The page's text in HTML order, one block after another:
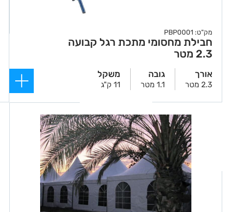
מק"ט: PBP0001
חבילת מחסומי מתכת רגל קבועה
2.3 מטר
אורך
2.3 מטר
גובה
1.1 מטר
משקל
11 ק"ג